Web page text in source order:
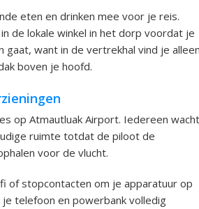
eten en drinken mee voor je reis.
de lokale winkel in het dorp voordat je
gaat, want in de vertrekhal vind je
boven je hoofd.
op Atmautluak Airport. Iedereen wacht
ruimte totdat de piloot de
voor de vlucht.
of stopcontacten om je apparatuur op
telefoon en powerbank volledig